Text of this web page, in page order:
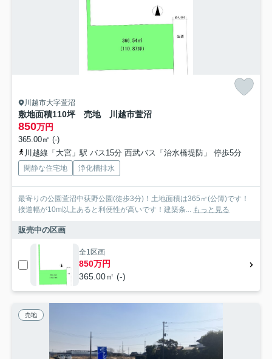
川越市大字萱沼
敷地面積110坪 売地 川越市萱沼
850万円
365.00㎡ (-)
川越線「大宮」駅 バス15分 西武バス「治水橋堤防」 停歩5分
閑静な住宅地 浄化槽排水
最寄りの公園萱沼中荻野公園(徒歩3分)！土地面積は365㎡(公簿)です！
接道幅が10m以上あると利便性が高いです！建築条... もっと見る
販売中の区画
全1区画
850万円
365.00㎡ (-)
売地